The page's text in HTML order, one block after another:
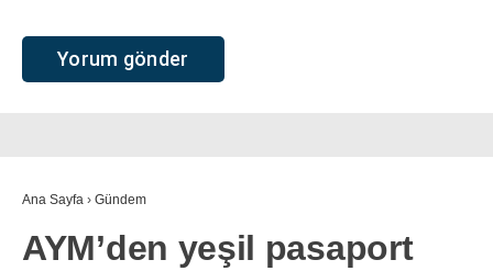
Ana Sayfa › Gündem
AYM’den yeşil pasaport